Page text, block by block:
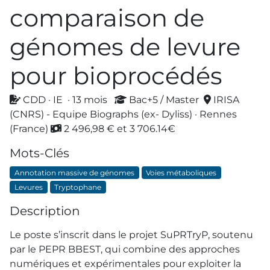
comparaison de
génomes de levure
pour bioprocédés
CDD · IE · 13 mois Bac+5 / Master
IRISA
(CNRS) - Equipe Biographs (ex- Dyliss) · Rennes
(France)
2 496,98 € et 3 706.14€
Mots-Clés
Annotation massive de génomes
Voies métaboliques
Levures
Tryptophane
Description
Le poste s’inscrit dans le projet SuPRTryP, soutenu
par le PEPR BBEST, qui combine des approches
numériques et expérimentales pour exploiter la